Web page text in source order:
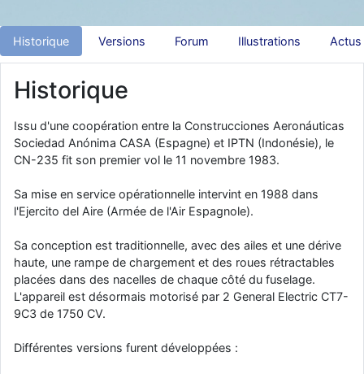
d9pouces: mais tu peux tenter l'un des rares lycées militaires
comme le Prytanée dans la Sarthe, ça ne peut pas faire de mal !
d9pouces: C'est plutôt après le lycée, voire après une prépa
scientifique, tu as donc encore un peu de temps devant toi
yaellerigolow: bonjour a tous je suis un élève de première
passionnée par l'aviation militaire , pourrais je savoir que faire après
le lycée pour s'orienter et pouvoir devenir officier de l'armée de l'air?
mahmoud : bonsoir, très instructif ce site .mais nous aimerions avoir
d9pouces: Ça me casse quand même bien les pieds, j’avoue
jericho: Pour moi tout est à nouveau OK dirait-on… Merci à toi.
d9pouces: En espérant n’avoir coupé les accessoires de personne
au passage !
d9pouces
: j'ai trouvé un palliatif un peu violent, mais ça devrait aller
Historique Versions Forum Illustrations Actus
Historique
Issu d'une coopération entre la Construcciones Aeronáuticas
Sociedad Anónima CASA (Espagne) et IPTN (Indonésie), le
CN-235 fit son premier vol le 11 novembre 1983.
Sa mise en service opérationnelle intervint en 1988 dans
l'Ejercito del Aire (Armée de l'Air Espagnole).
Sa conception est traditionnelle, avec des ailes et une dérive
haute, une rampe de chargement et des roues rétractables
placées dans des nacelles de chaque côté du fuselage.
L'appareil est désormais motorisé par 2 General Electric CT7-
9C3 de 1750 CV.
Différentes versions furent développées :